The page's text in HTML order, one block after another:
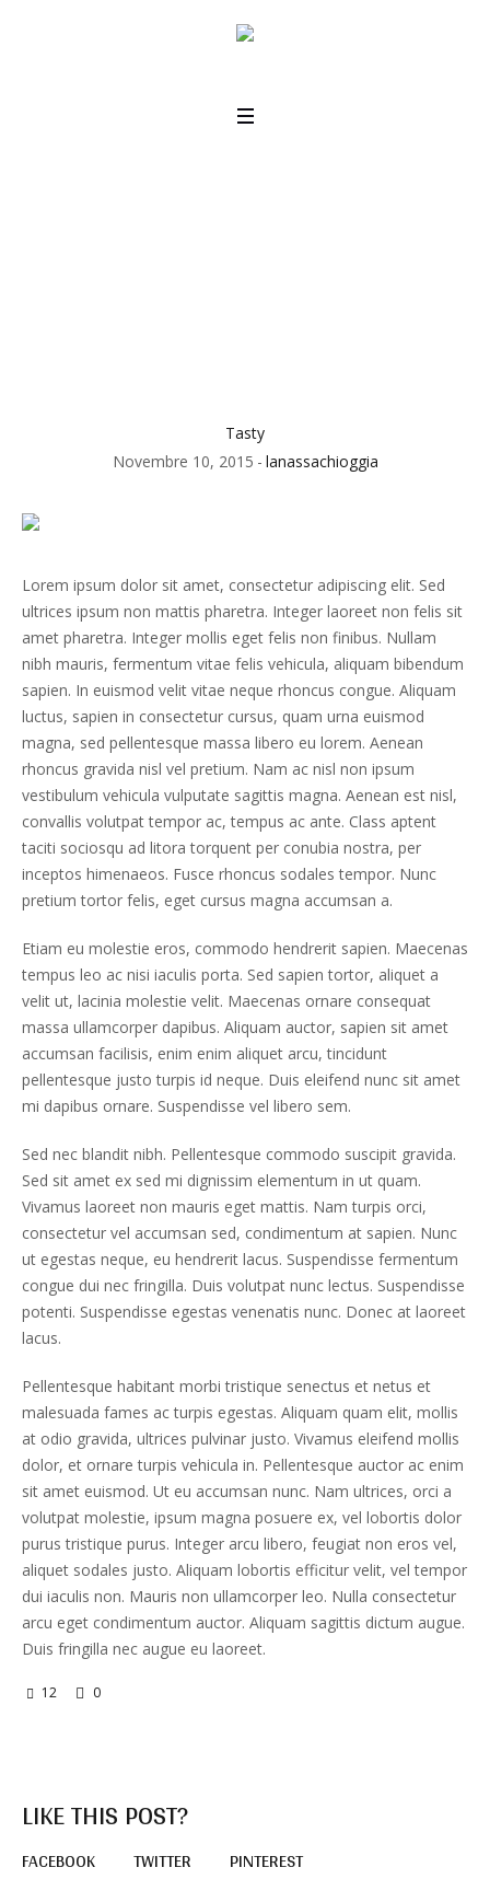
Tasty
Novembre 10, 2015
lanassachioggia
Lorem ipsum dolor sit amet, consectetur adipiscing elit. Sed
ultrices ipsum non mattis pharetra. Integer laoreet non felis sit
amet pharetra. Integer mollis eget felis non finibus. Nullam
nibh mauris, fermentum vitae felis vehicula, aliquam bibendum
sapien. In euismod velit vitae neque rhoncus congue. Aliquam
luctus, sapien in consectetur cursus, quam urna euismod
magna, sed pellentesque massa libero eu lorem. Aenean
rhoncus gravida nisl vel pretium. Nam ac nisl non ipsum
vestibulum vehicula vulputate sagittis magna. Aenean est nisl,
convallis volutpat tempor ac, tempus ac ante. Class aptent
taciti sociosqu ad litora torquent per conubia nostra, per
inceptos himenaeos. Fusce rhoncus sodales tempor. Nunc
pretium tortor felis, eget cursus magna accumsan a.
Etiam eu molestie eros, commodo hendrerit sapien. Maecenas
tempus leo ac nisi iaculis porta. Sed sapien tortor, aliquet a
velit ut, lacinia molestie velit. Maecenas ornare consequat
massa ullamcorper dapibus. Aliquam auctor, sapien sit amet
accumsan facilisis, enim enim aliquet arcu, tincidunt
pellentesque justo turpis id neque. Duis eleifend nunc sit amet
mi dapibus ornare. Suspendisse vel libero sem.
Sed nec blandit nibh. Pellentesque commodo suscipit gravida.
Sed sit amet ex sed mi dignissim elementum in ut quam.
Vivamus laoreet non mauris eget mattis. Nam turpis orci,
consectetur vel accumsan sed, condimentum at sapien. Nunc
ut egestas neque, eu hendrerit lacus. Suspendisse fermentum
congue dui nec fringilla. Duis volutpat nunc lectus. Suspendisse
potenti. Suspendisse egestas venenatis nunc. Donec at laoreet
lacus.
Pellentesque habitant morbi tristique senectus et netus et
malesuada fames ac turpis egestas. Aliquam quam elit, mollis
at odio gravida, ultrices pulvinar justo. Vivamus eleifend mollis
dolor, et ornare turpis vehicula in. Pellentesque auctor ac enim
sit amet euismod. Ut eu accumsan nunc. Nam ultrices, orci a
volutpat molestie, ipsum magna posuere ex, vel lobortis dolor
purus tristique purus. Integer arcu libero, feugiat non eros vel,
aliquet sodales justo. Aliquam lobortis efficitur velit, vel tempor
dui iaculis non. Mauris non ullamcorper leo. Nulla consectetur
arcu eget condimentum auctor. Aliquam sagittis dictum augue.
Duis fringilla nec augue eu laoreet.
12 0
LIKE THIS POST?
FACEBOOK TWITTER PINTEREST